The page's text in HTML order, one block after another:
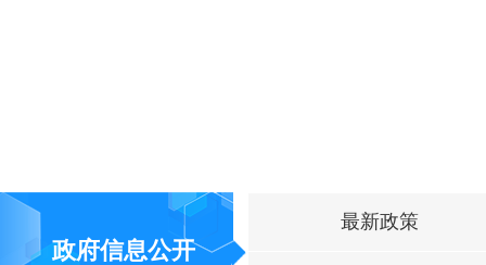
政府信息公开
最新政策